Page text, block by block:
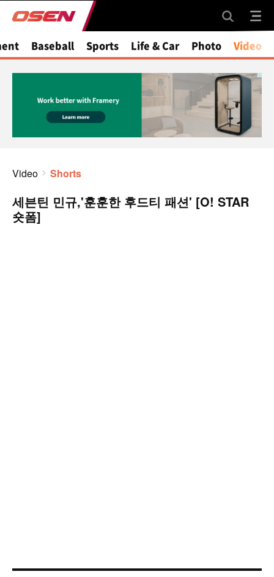
Baseball Sports Life & Car Photo Video
Video Shorts
세븐틴 민규,'훈훈한 후드티 패션' [O! STAR
숏폼]